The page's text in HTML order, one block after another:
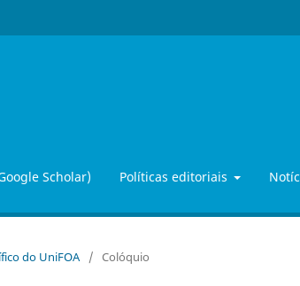
Scholar) Políticas editoriais
do UniFOA / Colóquio